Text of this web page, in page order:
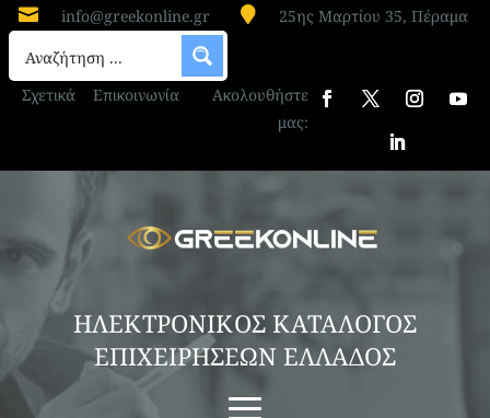
 info@greekonline.gr  25ης Μαρτίου 35, Πέραμα
Σχετικά Επικοινωνία
Ακολουθήστε
μας:
ΗΛΕΚΤΡΟΝΙΚΟΣ ΚΑΤΑΛΟΓΟΣ
ΕΠΙΧΕΙΡΗΣΕΩΝ ΕΛΛΑΔΟΣ